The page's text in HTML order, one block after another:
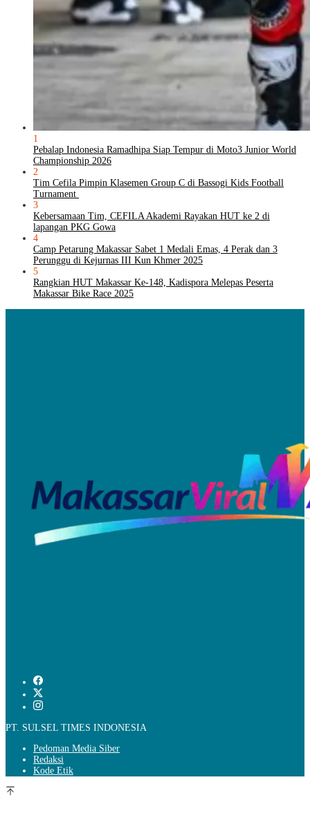
1
Pebalap Indonesia Ramadhipa Siap Tempur di Moto3 Junior World
Championship 2026
2
Tim Cefila Pimpin Klasemen Group C di Bassogi Kids Football
Turnament
3
Kebersamaan Tim, CEFILA Akademi Rayakan HUT ke 2 di
lapangan PKG Gowa
4
Camp Petarung Makassar Sabet 1 Medali Emas, 4 Perak dan 3
Perunggu di Kejurnas III Kun Khmer 2025
5
Rangkian HUT Makassar Ke-148, Kadispora Melepas Peserta
Makassar Bike Race 2025
PT. SULSEL TIMES INDONESIA
Pedoman Media Siber
Redaksi
Kode Etik